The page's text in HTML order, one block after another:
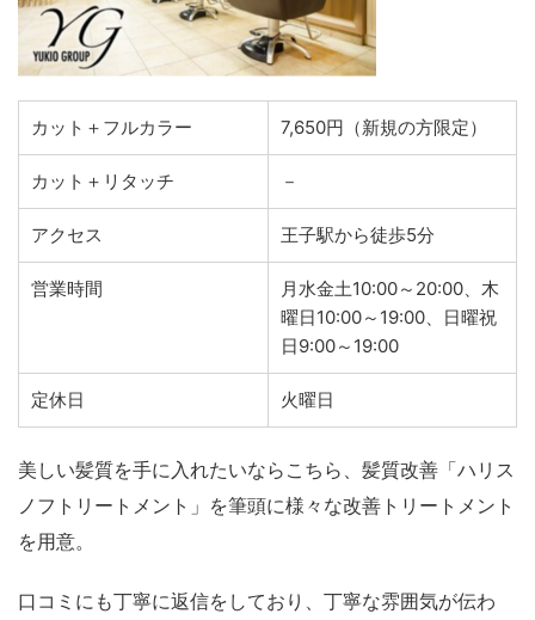
カット＋フルカラー 7,650円（新規の方限定）
カット＋リタッチ －
アクセス 王子駅から徒歩5分
営業時間
月水金土10:00～20:00、木
曜日10:00～19:00、日曜祝
日9:00～19:00
定休日 火曜日
美しい髪質を手に入れたいならこちら、髪質改善「ハリス
ノフトリートメント」を筆頭に様々な改善トリートメント
を用意。
口コミにも丁寧に返信をしており、丁寧な雰囲気が伝わ